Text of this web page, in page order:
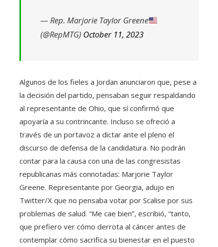
— Rep. Marjorie Taylor Greene
(@RepMTG) October 11, 2023
Algunos de los fieles a Jordan anunciaron que, pese a
la decisión del partido, pensaban seguir respaldando
al representante de Ohio, que sí confirmó que
apoyaría a su contrincante. Incluso se ofreció a
través de un portavoz a dictar ante el pleno el
discurso de defensa de la candidatura. No podrán
contar para la causa con una de las congresistas
republicanas más connotadas: Marjorie Taylor
Greene. Representante por Georgia, adujo en
Twitter/X que no pensaba votar por Scalise por sus
problemas de salud. “Me cae bien”, escribió, “tanto,
que prefiero ver cómo derrota al cáncer antes de
contemplar cómo sacrifica su bienestar en el puesto